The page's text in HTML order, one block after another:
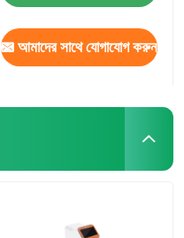
আমাদের সাথে যোগাযোগ করুন